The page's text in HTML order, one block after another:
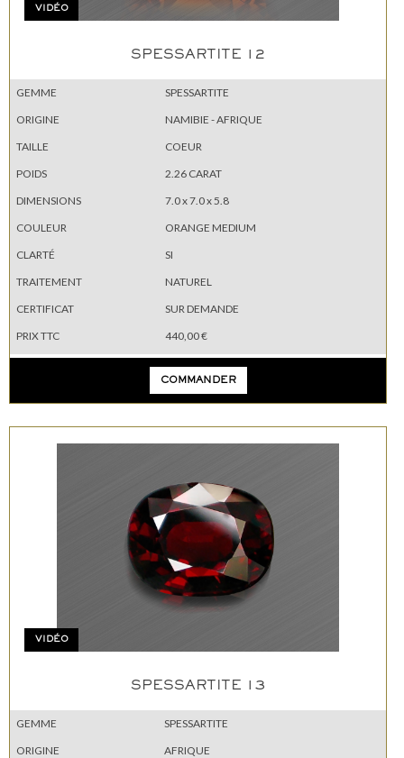
VIDÉO
SPESSARTITE 12
GEMME
SPESSARTITE
ORIGINE
NAMIBIE - AFRIQUE
TAILLE
COEUR
POIDS
2.26 CARAT
DIMENSIONS
7.0 x 7.0 x 5.8
COULEUR
ORANGE MEDIUM
CLARTÉ
SI
TRAITEMENT
NATUREL
CERTIFICAT
SUR DEMANDE
PRIX TTC
440,00 €
COMMANDER
VIDÉO
SPESSARTITE 13
GEMME
SPESSARTITE
ORIGINE
AFRIQUE